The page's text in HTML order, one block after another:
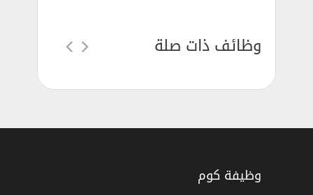
وظائف ذات صلة
وظيفة كوم